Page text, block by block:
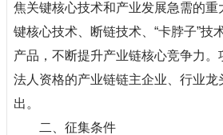
焦关键核心技术和产业发展急需的重
键核心技术、断链技术、“卡脖子”技
产品，不断提升产业链核心竞争力。
法人资格的产业链链主企业、行业龙
出。
二、征集条件